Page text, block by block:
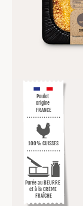
Poulet
origine
FRANCE
100% CUISSES
Purée au BEURRE
et à la CRÈME
FRAÎCHE